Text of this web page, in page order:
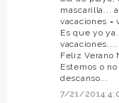
mascarilla...
vacaciones =
Es que yo
Feliz Verano
Estemos o
descanso...
7/21/2014